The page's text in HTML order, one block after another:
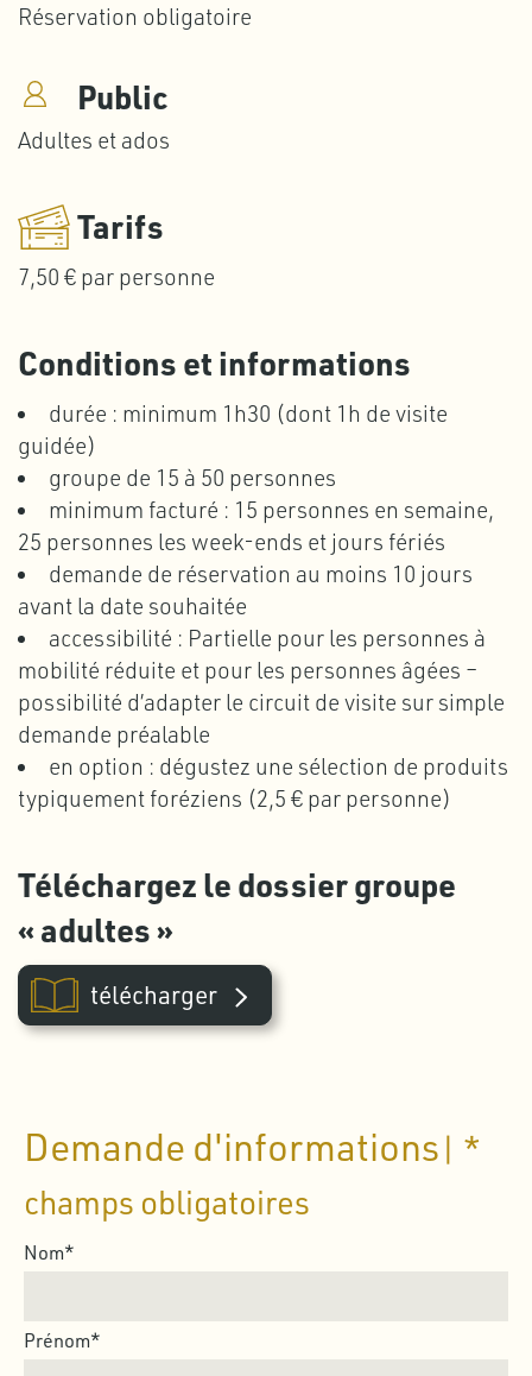
Réservation obligatoire
Public
Adultes et ados
Tarifs
7,50 € par personne
Conditions et informations
durée : minimum 1h30 (dont 1h de visite
guidée)
groupe de 15 à 50 personnes
minimum facturé : 15 personnes en semaine,
25 personnes les week-ends et jours fériés
demande de réservation au moins 10 jours
avant la date souhaitée
accessibilité : Partielle pour les personnes à
mobilité réduite et pour les personnes âgées –
possibilité d’adapter le circuit de visite sur simple
demande préalable
en option : dégustez une sélection de produits
typiquement foréziens (2,5 € par personne)
Téléchargez le dossier groupe
« adultes »
télécharger
Demande d'informations | *
champs obligatoires
Nom*
Prénom*